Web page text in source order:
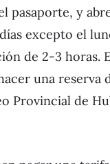
pasaporte, y
excepto el
de 2-3 horas.
una reserva
Provincial de